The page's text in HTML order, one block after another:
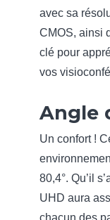
avec sa
CMOS, ainsi
clé pour
vos
Angle
Un confort !
80,4°. Qu’il
UHD aura